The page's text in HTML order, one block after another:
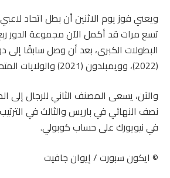
ويعني فوز يوم الاثنين أن بطل اتحاد
تسع مرات قد أكمل الآن مجموعة الدور
البطولات الكبرى، بعد أن وصل سابقًا إلى
(2022)، وويمبلدون (2021) والولايات المتحدة (2021، 2025).
والآن، يسعى المصنف الثاني للرجال إلى
نصف النهائي في باريس والثالث في
في نيويورك على حساب كوبولي.
© ايكون سبورت / إيوان جافيت